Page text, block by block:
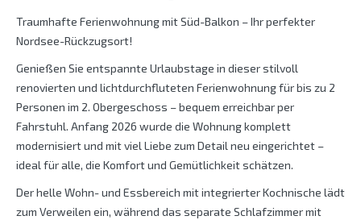
Traumhafte Ferienwohnung mit Süd-Balkon – Ihr perfekter
Nordsee-Rückzugsort!
Genießen Sie entspannte Urlaubstage in dieser stilvoll
renovierten und lichtdurchfluteten Ferienwohnung für bis zu 2
Personen im 2. Obergeschoss – bequem erreichbar per
Fahrstuhl. Anfang 2026 wurde die Wohnung komplett
modernisiert und mit viel Liebe zum Detail neu eingerichtet –
ideal für alle, die Komfort und Gemütlichkeit schätzen.
Der helle Wohn- und Essbereich mit integrierter Kochnische lädt
zum Verweilen ein, während das separate Schlafzimmer mit